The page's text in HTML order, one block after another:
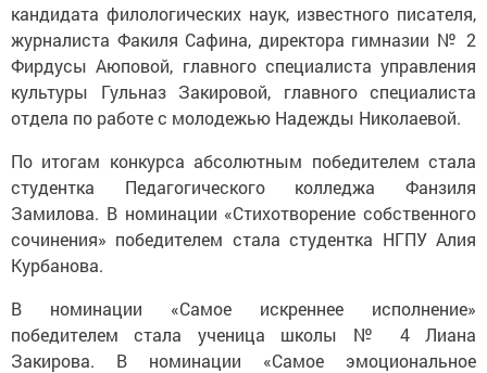
кандидата филологических наук, известного писателя,
журналиста Факиля Сафина, директора гимназии № 2
Фирдусы Аюповой, главного специалиста управления
культуры Гульназ Закировой, главного специалиста
отдела по работе с молодежью Надежды Николаевой.
По итогам конкурса абсолютным победителем стала
студентка Педагогического колледжа Фанзиля
Замилова. В номинации «Стихотворение собственного
сочинения» победителем стала студентка НГПУ Алия
Курбанова.
В номинации «Самое искреннее исполнение»
победителем стала ученица школы № 4 Лиана
Закирова. В номинации «Самое эмоциональное